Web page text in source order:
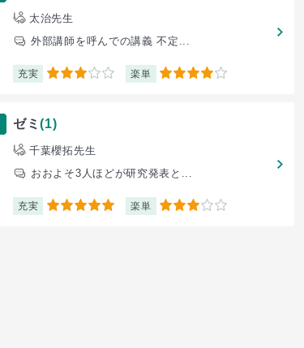
太治先生
外部講師を呼んでの講義 不定...
充実 3 楽単 4
ゼミ(1)
千葉櫻拓先生
おおよそ3人ほどが研究発表と...
充実 5 楽単 3